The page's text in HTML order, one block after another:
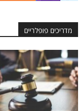
מדריכים פופלריים